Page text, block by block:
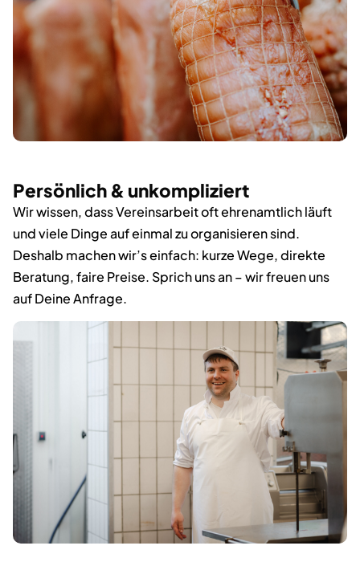
Persönlich & unkompliziert
Wir wissen, dass Vereinsarbeit oft ehrenamtlich läuft
und viele Dinge auf einmal zu organisieren sind.
Deshalb machen wir’s einfach: kurze Wege, direkte
Beratung, faire Preise. Sprich uns an – wir freuen uns
auf Deine Anfrage.